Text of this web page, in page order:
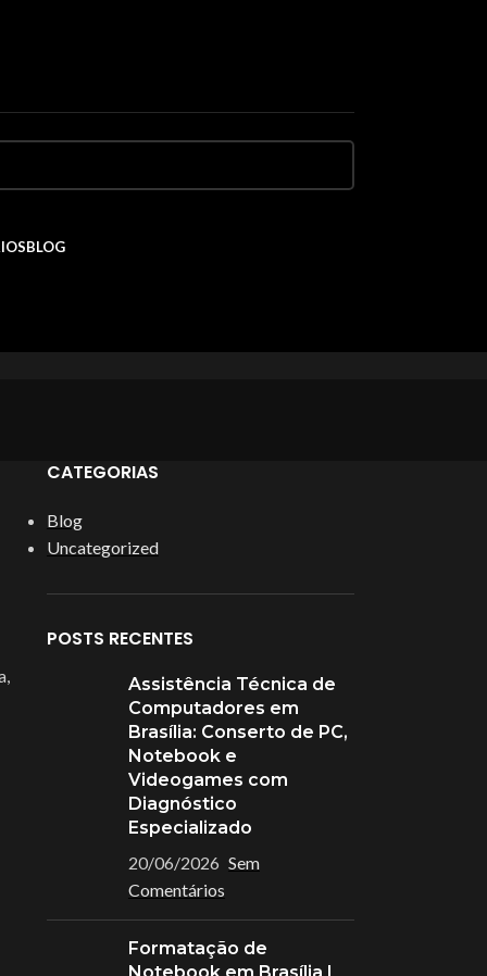
BLOG
CATEGORIAS
Blog
Uncategorized
POSTS RECENTES
Assistência Técnica de
Computadores em
Brasília: Conserto de PC,
Notebook e
Videogames com
Diagnóstico
Especializado
20/06/2026 Sem
Comentários
Formatação de